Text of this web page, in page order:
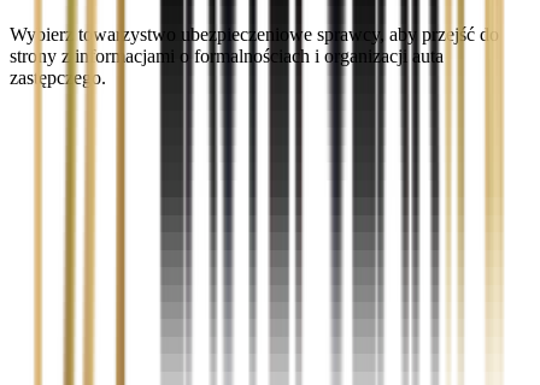
Wybierz towarzystwo ubezpieczeniowe sprawcy, aby przejść do
strony z informacjami o formalnościach i organizacji auta
zastępczego.